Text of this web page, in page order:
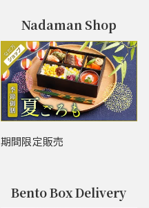
Nadaman Shop
期間限定販売
Bento Box Delivery